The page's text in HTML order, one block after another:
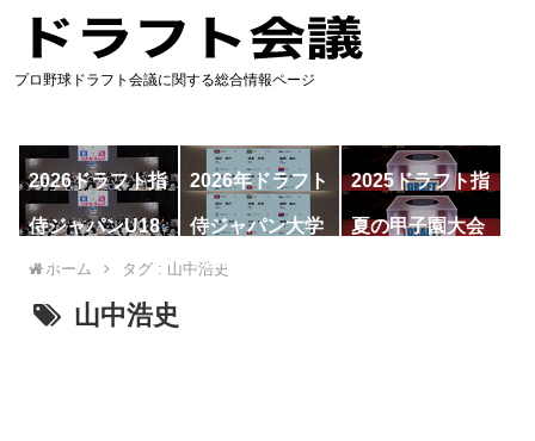
プロ野球ドラフト会議に関する総合情報ページ
2026ドラフト指
名予想
2026年ドラフト
候補
2025ドラフト指
名一覧
侍ジャパンU18
代表
侍ジャパン大学
代表
夏の甲子園大会
ホーム タグ : 山中浩史
山中浩史